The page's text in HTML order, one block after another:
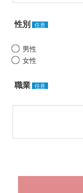
性別 任意
男性
女性
職業 任意